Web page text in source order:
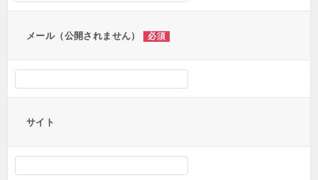
メール（公開されません） 必須
サイト